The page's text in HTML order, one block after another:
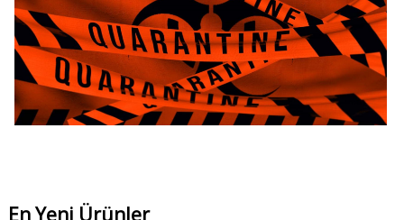
En Yeni Ürünler